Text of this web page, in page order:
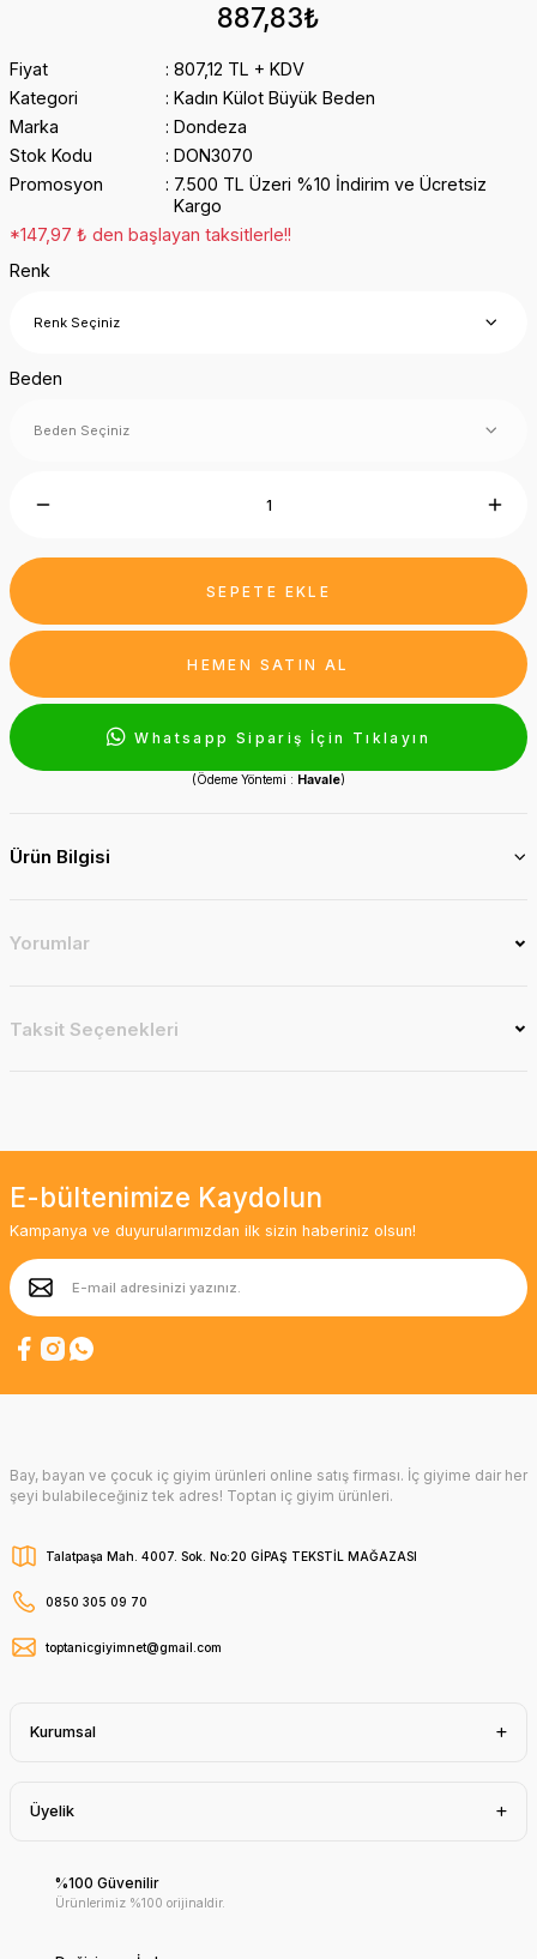
887,83₺
Fiyat
807,12 TL + KDV
Kategori
Kadın Külot Büyük Beden
Marka
Dondeza
Stok Kodu
DON3070
Promosyon
7.500 TL Üzeri %10 İndirim ve Ücretsiz
Kargo
*147,97 ₺ den başlayan taksitlerle!!
Renk
Beden
SEPETE EKLE
HEMEN SATIN AL
Whatsapp Sipariş İçin Tıklayın
(Ödeme Yöntemi : Havale)
Ürün Bilgisi
Yorumlar
Taksit Seçenekleri
E-bültenimize Kaydolun
Kampanya ve duyurularımızdan ilk sizin haberiniz olsun!
Bay, bayan ve çocuk iç giyim ürünleri online satış firması. İç giyime dair her
şeyi bulabileceğiniz tek adres! Toptan iç giyim ürünleri.
Talatpaşa Mah. 4007. Sok. No:20 GİPAŞ TEKSTİL MAĞAZASI
0850 305 09 70
toptanicgiyimnet@gmail.com
Kurumsal
Üyelik
%100 Güvenilir
Ürünlerimiz %100 orijinaldir.